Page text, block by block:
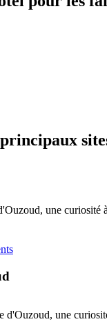
une curiosité
d'Ouzoud, une